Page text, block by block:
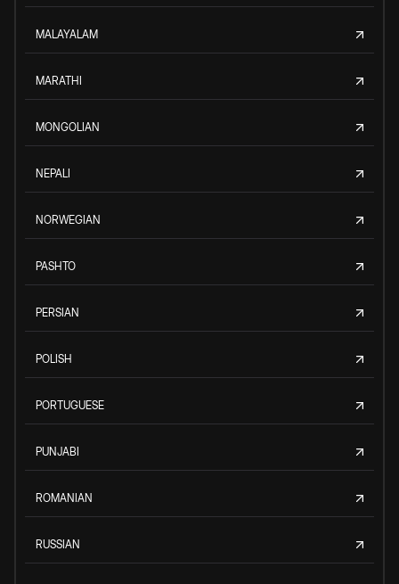
MALAYALAM
MARATHI
MONGOLIAN
NEPALI
NORWEGIAN
PASHTO
PERSIAN
POLISH
PORTUGUESE
PUNJABI
ROMANIAN
RUSSIAN